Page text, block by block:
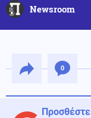
Newsroom
0